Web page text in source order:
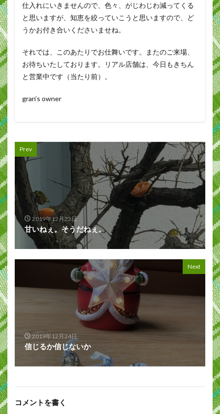
仕入れにいきませんので、色々、がじわじわ減ってくる
と思いますが、知恵を絞っていこうと思いますので、ど
うかお付き合いくださいませね。
それでは、このあたりでお仕舞いです。またのご来場、
お待ちいたしております。リアル店舗は、今日もきちん
と営業中です（当たり前）。
gran’s owner
Prev
2019年12月22日
甘いねぇ。そうだねぇ。
Next
2019年12月24日
信じるか信じないか
コメントを書く